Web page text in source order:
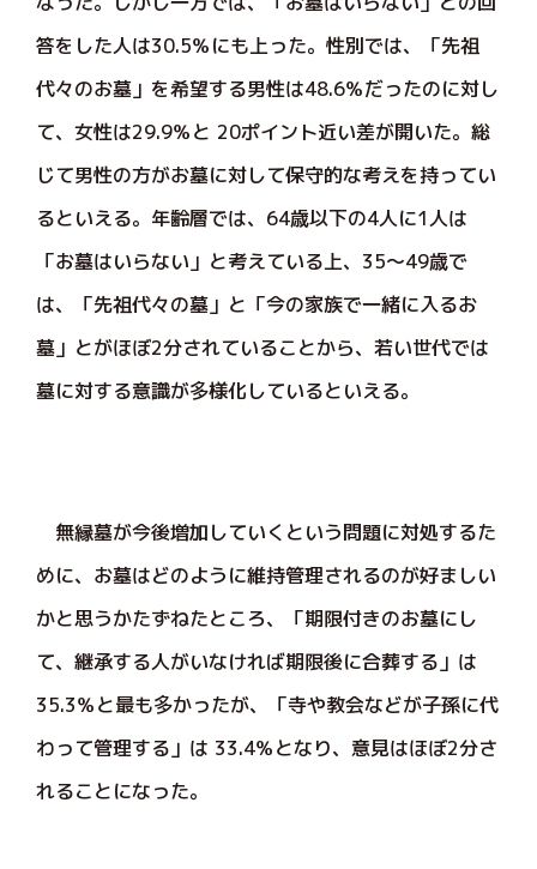
答をした人は30.5％にも上った。性別では、「先祖
代々のお墓」を希望する男性は48.6％だったのに対し
て、女性は29.9％と 20ポイント近い差が開いた。総
じて男性の方がお墓に対して保守的な考えを持ってい
るといえる。年齢層では、64歳以下の4人に1人は
「お墓はいらない」と考えている上、35～49歳で
は、「先祖代々の墓」と「今の家族で一緒に入るお
墓」とがほぼ2分されていることから、若い世代では
墓に対する意識が多様化しているといえる。
無縁墓が今後増加していくという問題に対処するた
めに、お墓はどのように維持管理されるのが好ましい
かと思うかたずねたところ、「期限付きのお墓にし
て、継承する人がいなければ期限後に合葬する」は
35.3％と最も多かったが、「寺や教会などが子孫に代
わって管理する」は 33.4％となり、意見はほぼ2分さ
れることになった。